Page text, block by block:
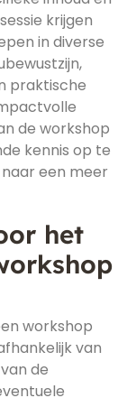
krijgen
in diverse
praktische
de workshop
kennis op te
een meer
het
workshop
van
de